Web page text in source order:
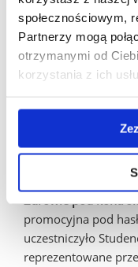
społecznościowym,
Partnerzy mogą
otrzymanymi od
korzystania z ich
zainicjowało
młodzieży klas 1-3
Gospodarczych w
Warsztaty
Wiktoria Jabłczyk,
i Daria Ogrodnik
edukacyjne dla
im. ONZ w
Zdrowie pod
promocyjna pod
uczestniczyło
reprezentowane